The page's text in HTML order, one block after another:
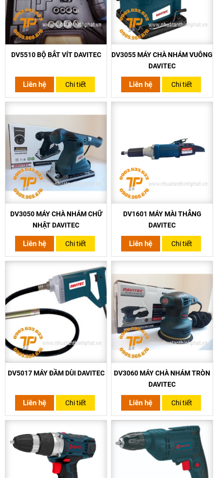
DV5510 BỘ BẮT VÍT DAVITEC
Liên hệ Chi tiết
DV3055 MÁY CHÀ NHÁM VUÔNG
DAVITEC
Liên hệ Chi tiết
DV3050 MÁY CHÀ NHÁM CHỮ
NHẬT DAVITEC
Liên hệ Chi tiết
DV1601 MÁY MÀI THẲNG
DAVITEC
Liên hệ Chi tiết
DV5017 MÁY ĐẦM DÙI DAVITEC
Liên hệ Chi tiết
DV3060 MÁY CHÀ NHÁM TRÒN
DAVITEC
Liên hệ Chi tiết